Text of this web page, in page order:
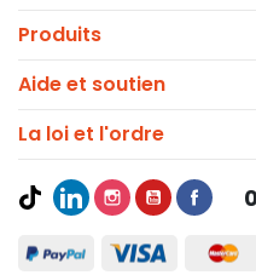
Produits
Aide et soutien
La loi et l'ordre